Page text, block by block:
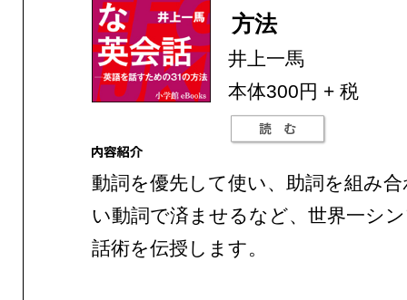
方法
井上一馬
本体300円 + 税
動詞を優先して使い、助詞を組み
い動詞で済ませるなど、世界一シ
話術を伝授します。